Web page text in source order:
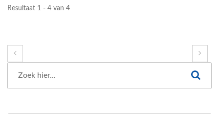
Resultaat 1 - 4 van 4